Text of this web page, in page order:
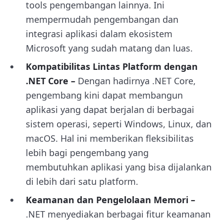
tools pengembangan lainnya. Ini
mempermudah pengembangan dan
integrasi aplikasi dalam ekosistem
Microsoft yang sudah matang dan luas.
Kompatibilitas Lintas Platform dengan
.NET Core – Dengan hadirnya .NET Core,
pengembang kini dapat membangun
aplikasi yang dapat berjalan di berbagai
sistem operasi, seperti Windows, Linux, dan
macOS. Hal ini memberikan fleksibilitas
lebih bagi pengembang yang
membutuhkan aplikasi yang bisa dijalankan
di lebih dari satu platform.
Keamanan dan Pengelolaan Memori –
.NET menyediakan berbagai fitur keamanan